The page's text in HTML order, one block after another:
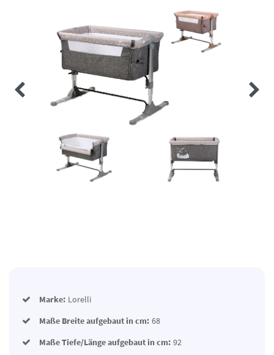
Marke: Lorelli
Maße Breite aufgebaut in cm: 68
Maße Tiefe/Länge aufgebaut in cm: 92